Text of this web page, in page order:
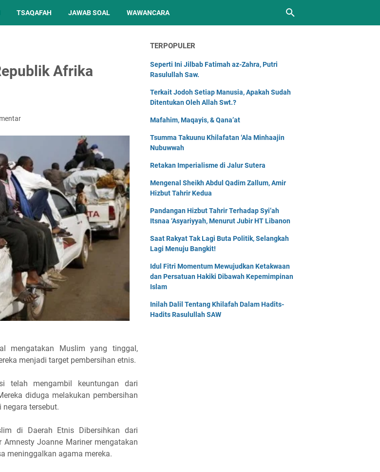
TSAQAFAH JAWAB SOAL WAWANCARA
Afrika
mengatakan Muslim yang tinggal,
menjadi target pembersihan etnis.
telah mengambil keuntungan dari
diduga melakukan pembersihan
tersebut.
di Daerah Etnis Dibersihkan dari
Amnesty Joanne Mariner mengatakan
meninggalkan agama mereka.
TERPOPULER
Seperti Ini Jilbab Fatimah az-Zahra, Putri
Rasulullah Saw.
Terkait Jodoh Setiap Manusia, Apakah Sudah
Ditentukan Oleh Allah Swt.?
Mafahim, Maqayis, & Qana’at
Tsumma Takuunu Khilafatan ‘Ala Minhaajin
Nubuwwah
Retakan Imperialisme di Jalur Sutera
Mengenal Sheikh Abdul Qadim Zallum, Amir
Hizbut Tahrir Kedua
Pandangan Hizbut Tahrir Terhadap Syi’ah
Itsnaa ‘Asyariyyah, Menurut Jubir HT Libanon
Saat Rakyat Tak Lagi Buta Politik, Selangkah
Lagi Menuju Bangkit!
Idul Fitri Momentum Mewujudkan Ketakwaan
dan Persatuan Hakiki Dibawah Kepemimpinan
Islam
Inilah Dalil Tentang Khilafah Dalam Hadits-
Hadits Rasulullah SAW